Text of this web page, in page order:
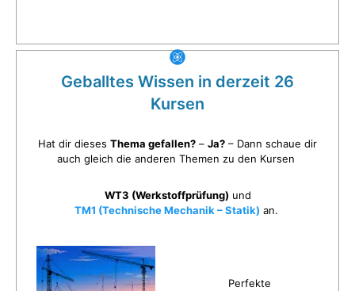
Geballtes Wissen in derzeit 26
Kursen
Hat dir dieses Thema gefallen? – Ja? – Dann schaue dir
auch gleich die anderen Themen zu den Kursen
WT3 (Werkstoffprüfung) und
TM1 (Technische Mechanik – Statik) an.
Perfekte